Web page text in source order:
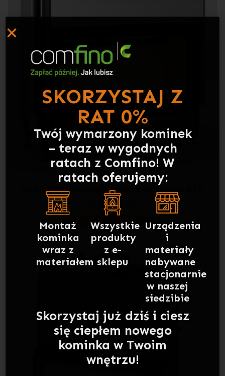
WKŁAD KOMINKOWY HAJDUK VOLCANO DTH
17 900,00
DOWIEDZ SIĘ WIĘCEJ
SKORZYSTAJ Z
RAT 0%
Twój wymarzony kominek
– teraz w wygodnych
ratach z Comfino! W
ratach oferujemy:
Montaż
kominka
wraz z
materiałem
Wszystkie
produkty
z e-
sklepu
Urządzenia
i
materiały
nabywane
stacjonarnie
w naszej
siedzibie
Skorzystaj już dziś i ciesz
się ciepłem nowego
kominka w Twoim
wnętrzu!